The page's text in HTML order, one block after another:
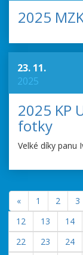
2025
23. 11.
2025
2025 KP
fotky
Velké díky panu
« 1 2 3
12
13 14
22
23 24